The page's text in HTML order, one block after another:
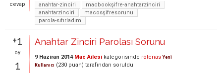
cevap
anahtar-zinciri
macbookşifre-anahtarzinciri
anahtarzinciri
macosşifresorunu
parola-sıfırladım
+1
oy
1
Anahtar Zinciri Parolası Sorunu
9 Haziran 2014 Mac Ailesi kategorisinde rotenas Yeni
Kullanıcı (230 puan) tarafından soruldu